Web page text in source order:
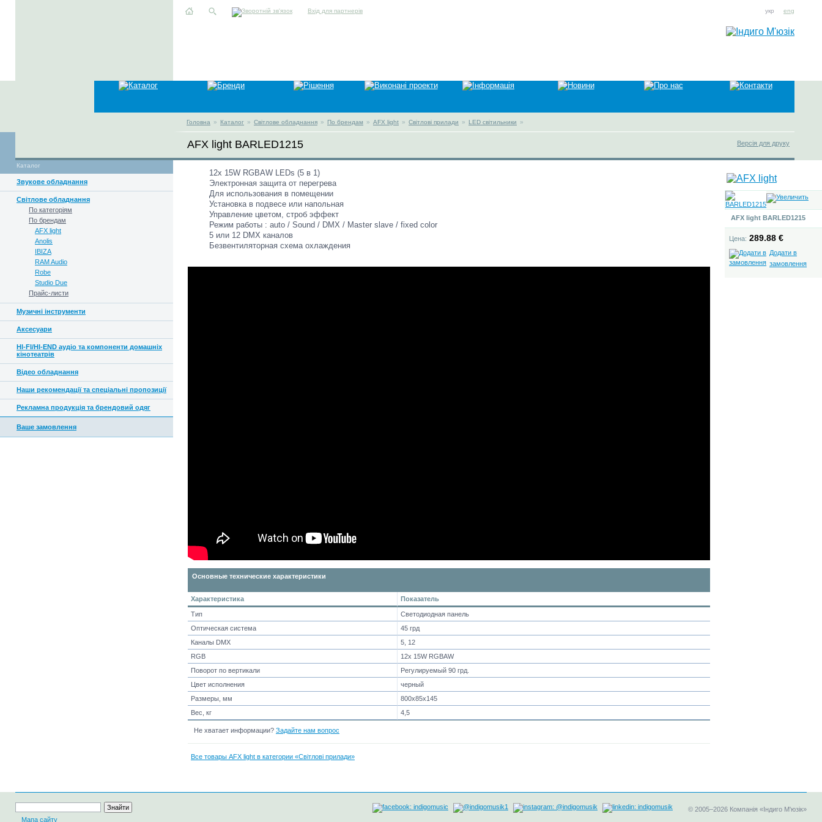
Вхід для партнерів укр eng
Головна » Каталог » Світлове обладнання » По брендам » AFX light » Світлові прилади » LED світильники »
AFX light BARLED1215 Версія для друку
Каталог
Звукове обладнання
Світлове обладнання
По категоріям
По брендам
AFX light
Anolis
IBIZA
RAM Audio
Robe
Studio Due
Прайс-листи
Музичні інструменти
Аксесуари
HI-FI/HI-END аудіо та компоненти домашніх
кінотеатрів
Відео обладнання
Наши рекомендації та спеціальні пропозиції
Рекламна продукція та брендовий одяг
Ваше замовлення
12x 15W RGBAW LEDs (5 в 1)
Электронная защита от перегрева
Для использования в помещении
Установка в подвесе или напольная
Управление цветом, строб эффект
Режим работы : auto / Sound / DMX / Master slave / fixed color
5 или 12 DMX каналов
Безвентиляторная схема охлаждения
Основные технические характеристики
Характеристика Показатель
Тип
Светодиодная панель
Оптическая система
45 грд
Каналы DMX
5, 12
RGB
12x 15W RGBAW
Поворот по вертикали
Регулируемый 90 грд.
Цвет исполнения
черный
Размеры, мм
800x85x145
Вес, кг
4,5
Не хватает информации? Задайте нам вопрос
Все товары AFX light в категории «Світлові прилади»
AFX light BARLED1215
Цена: 289.88 €
Додати в
замовлення
Мапа сайту
© 2005–2026 Компанія «Індиго М'юзік»